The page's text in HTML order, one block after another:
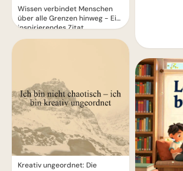
Wissen verbindet Menschen
über alle Grenzen hinweg - Ein
inspirierendes Zitat
Kreativ ungeordnet: Die